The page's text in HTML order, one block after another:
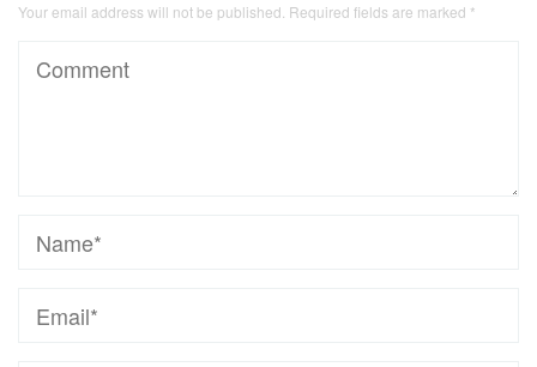
Your email address will not be published. Required fields are marked *